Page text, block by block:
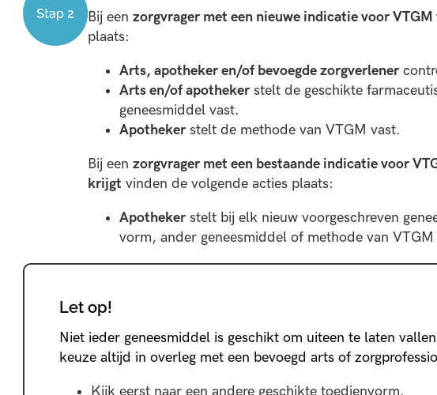
Bij een zorgvrager met een nieuwe indicatie voor VTGM
plaats:
Arts, apotheker en/of bevoegde zorgverlener
Arts en/of apotheker stelt de geschikte
geneesmiddel vast.
Apothekerstelt de methode van VTGM vast.
Bij een zorgvrager met een bestaande indicatie voor
krijgt vinden de volgende acties plaats:
Apotheker stelt bij elk nieuw voorgeschreven
vorm, ander geneesmiddel of methode van
Let op!
Niet ieder geneesmiddel is geschikt om uiteen te laten
keuze altijd in overleg met een bevoegd arts of
Kijk eerst naar een andere geschikte toedienvorm.